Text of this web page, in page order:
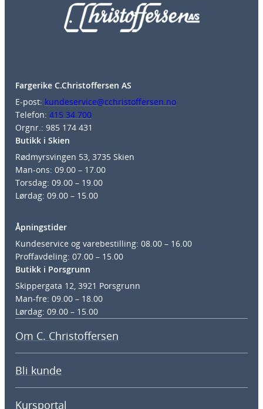
Fargerike C.Christoffersen AS
E-post: kundeservice@cchristoffersen.no
Telefon: 415 34 700
Orgnr.: 985 174 431
Butikk i Skien
Rødmyrsvingen 53, 3735 Skien
Man-ons: 09.00 – 17.00
Torsdag: 09.00 – 19.00
Lørdag: 09.00 – 15.00
Åpningstider
Kundeservice og varebestilling: 08.00 – 16.00
Proffavdeling: 07.00 – 15.00
Butikk i Porsgrunn
Skippergata 12, 3921 Porsgrunn
Man-fre: 09.00 – 18.00
Lørdag: 09.00 – 15.00
Om C. Christoffersen
Bli kunde
Kursportal